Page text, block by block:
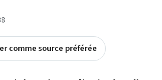
comme source préférée